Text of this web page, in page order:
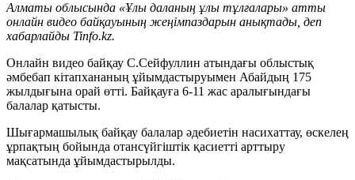
Алматы облысында «Ұлы даланың ұлы тұлғалары» атты
онлайн видео байқауының жеңімпаздарын анықтады, деп
хабарлайды Tinfo.kz.
Онлайн видео байқау С.Сейфуллин атындағы облыстық
әмбебап кітапхананың ұйымдастыруымен Абайдың 175
жылдығына орай өтті. Байқауға 6-11 жас аралығындағы
балалар қатысты.
Шығармашылық байқау балалар әдебиетін насихаттау, өскелең
ұрпақтың бойында отансүйгіштік қасиетті арттыру
мақсатында ұйымдастырылды.